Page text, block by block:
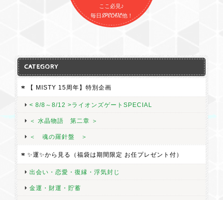
ここ必見♪
毎日SPECAIL他！
CATEGORY
【 MISTY 15周年】特別企画
< 8/8～8/12 >ライオンズゲートSPECIAL
＜ 水晶物語 第二章 ＞
＜ 魂の羅針盤 ＞
✨運✨から見る（福袋は期間限定 お任プレゼント付）
出会い・恋愛・復縁・浮気封じ
金運・財運・貯蓄